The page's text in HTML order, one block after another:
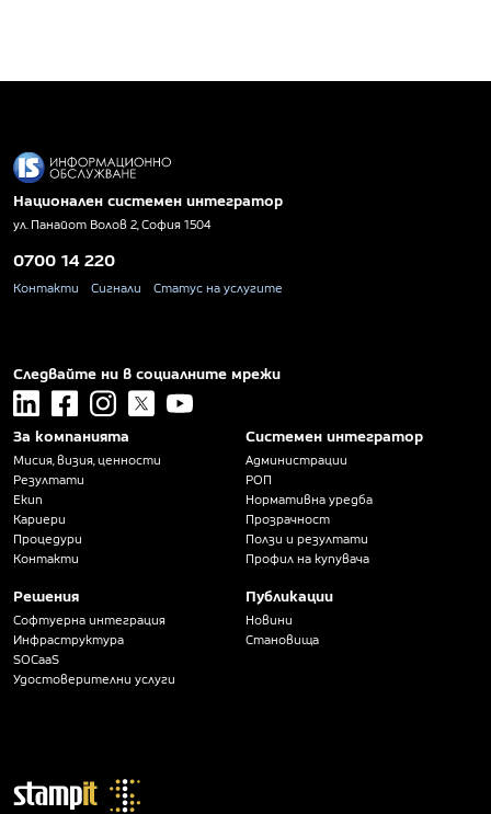
Национален системен интегратор
ул. Панайот Волов 2, София 1504
0700 14 220
Контакти Сигнали Статус на услугите
Следвайте ни в социалните мрежи
linkedin facebookinstagram
x youtube
За компанията
Мисия, визия, ценности
Резултати
Екип
Кариери
Процедури
Контакти
Решения
Софтуерна интеграция
Инфраструктура
SOCaaS
Удостоверителни услуги
Системен интегратор
Администрации
РОП
Нормативна уредба
Прозрачност
Ползи и резултати
Профил на купувача
Публикации
Новини
Становища